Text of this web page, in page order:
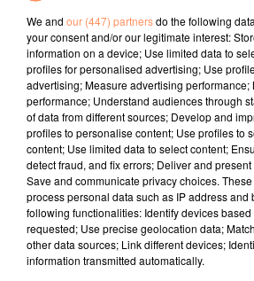
fermé de proches. En
également moins de patience et
vouloir éviter au maximum les
pourraient venir perturber
explique cette envie de côtoyer
fil actus
4 juillet 2022
Radio Star Live avec Dadju
27 juin 2022
Marseille : une application
relation extras et...
We and our (447) partnersdo the following
your consent and/or our legitimate interest:
information on a device; Use limited data to
profiles for personalised advertising; Use
advertising; Measure advertising performance;
performance; Understand audiences through
of data from different sources; Develop and
profiles to personalise content; Use profiles to
content; Use limited data to select content;
detect fraud, and fix errors; Deliver and
Save and communicate privacy choices.
process personal data such as IP address and
following functionalities: Identify devices
requested; Use precise geolocation data;
other data sources; Link different devices;
information transmitted automatically.